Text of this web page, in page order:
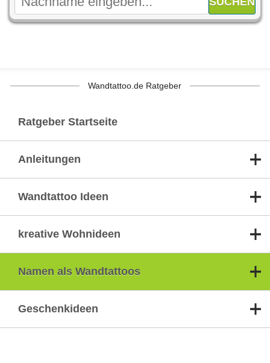
Wandtattoo.de Ratgeber
Ratgeber Startseite
Anleitungen
Wandtattoo Ideen
kreative Wohnideen
Namen als Wandtattoos
Geschenkideen